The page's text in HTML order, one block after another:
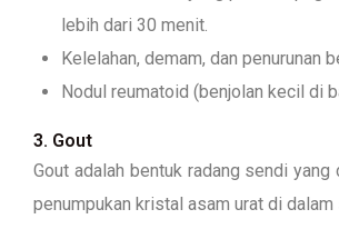
lebih dari 30 menit.
Kelelahan, demam, dan penurunan
Nodul reumatoid (benjolan kecil di
3. Gout
Gout adalah bentuk radang sendi yang
penumpukan kristal asam urat di dalam